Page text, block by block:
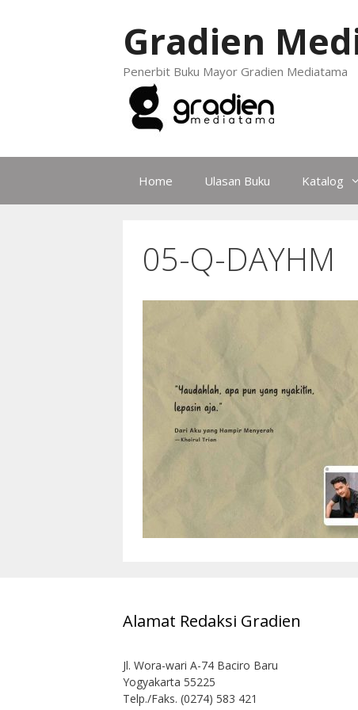
Gradien
Penerbit Buku Mayor Gradien Mediatama
Home Ulasan Buku Katalog
05-Q-DAYHM
Alamat Redaksi Gradien
Jl. Wora-wari A-74 Baciro Baru
Yogyakarta 55225
Telp./Faks. (0274) 583 421